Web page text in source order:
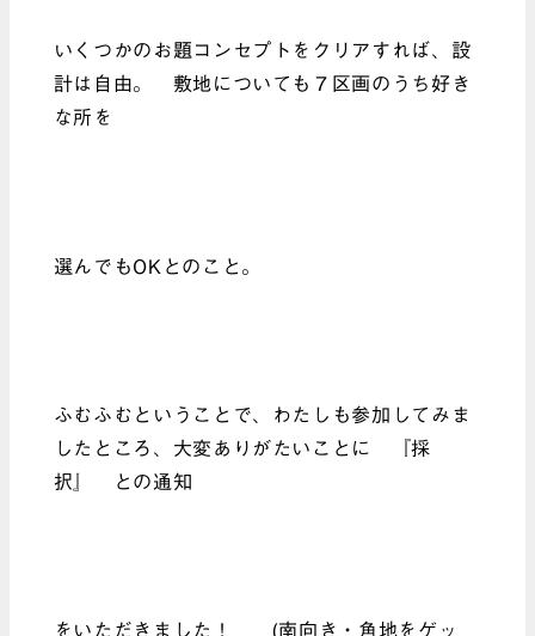
いくつかのお題コンセプトをクリアすれば、設
計は自由。 敷地についても７区画のうち好き
な所を
選んでもOKとのこと。
ふむふむということで、わたしも参加してみま
したところ、大変ありがたいことに 『採
択』 との通知
をいただきました！ (南向き・角地をゲッ